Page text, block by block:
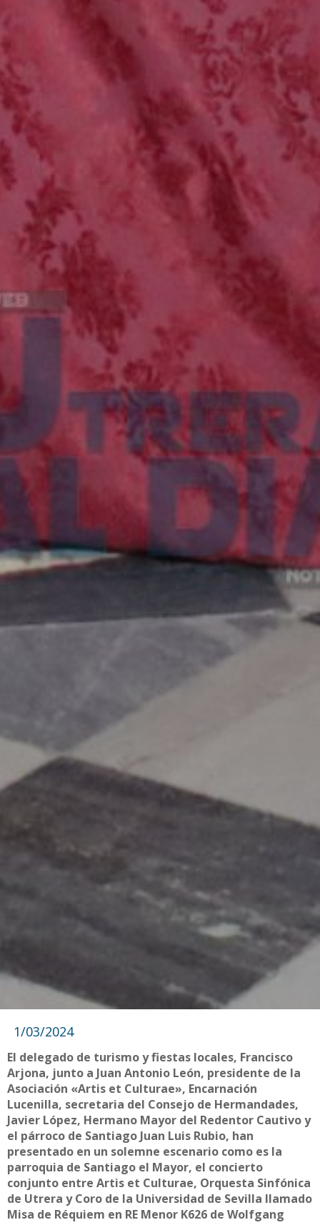
1/03/2024
El delegado de turismo y fiestas locales, Francisco
Arjona, junto a Juan Antonio León, presidente de la
Asociación «Artis et Culturae», Encarnación
Lucenilla, secretaria del Consejo de Hermandades,
Javier López, Hermano Mayor del Redentor Cautivo y
el párroco de Santiago Juan Luis Rubio, han
presentado en un solemne escenario como es la
parroquia de Santiago el Mayor, el concierto
conjunto entre Artis et Culturae, Orquesta Sinfónica
de Utrera y Coro de la Universidad de Sevilla llamado
Misa de Réquiem en RE Menor K626 de Wolfgang